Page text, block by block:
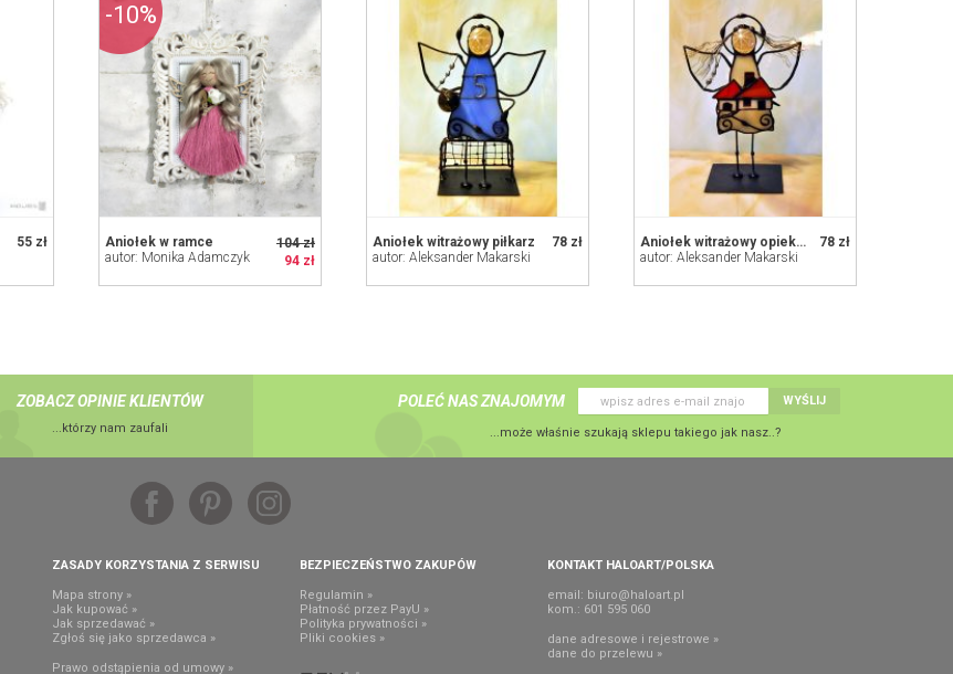
55 zł
104 zł
94 zł
Aniołek w ramce
autor: Monika Adamczyk
-10%
78 zł
Aniołek witrażowy piłkarz
autor: Aleksander Makarski
78 zł
Aniołek witrażowy opiekun domu
autor: Aleksander Makarski
ZOBACZ OPINIE KLIENTÓW
...którzy nam zaufali
POLEĆ NAS ZNAJOMYM WYŚLIJ
...może właśnie szukają sklepu takiego jak nasz..?
ZASADY KORZYSTANIA Z SERWISU
Mapa strony »
Jak kupować »
Jak sprzedawać »
Zgłoś się jako sprzedawca »
Prawo odstąpienia od umowy »
BEZPIECZEŃSTWO ZAKUPÓW
Regulamin »
Płatność przez PayU »
Polityka prywatności »
Pliki cookies »
KONTAKT HALOART/POLSKA
email: biuro@haloart.pl
kom.: 601 595 060
dane adresowe i rejestrowe »
dane do przelewu »